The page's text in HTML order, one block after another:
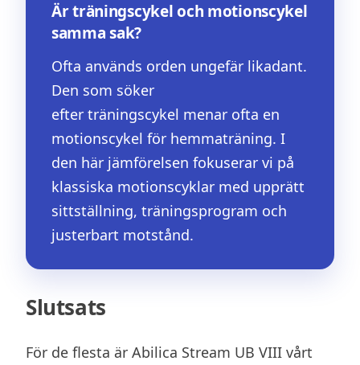
Är träningscykel och motionscykel
samma sak?
Ofta används orden ungefär likadant.
Den som söker
efter träningscykel menar ofta en
motionscykel för hemmaträning. I
den här jämförelsen fokuserar vi på
klassiska motionscyklar med upprätt
sittställning, träningsprogram och
justerbart motstånd.
Slutsats
För de flesta är Abilica Stream UB VIII vårt